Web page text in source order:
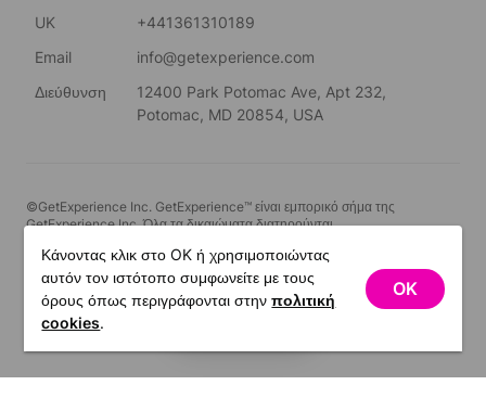
ΦΊΛΤΡΑ
UK
+441361310189
Email
info@getexperience.com
Διεύθυνση
12400 Park Potomac Ave, Apt 232,
Potomac, MD 20854, USA
©GetExperience Inc. GetExperience™ είναι εμπορικό σήμα της
GetExperience Inc. Όλα τα δικαιώματα διατηρούνται.
Ελληνικά
Κάνοντας κλικ στο OK ή χρησιμοποιώντας
αυτόν τον ιστότοπο συμφωνείτε με τους
όρους όπως περιγράφονται στηνπολιτική
cookies.
OK